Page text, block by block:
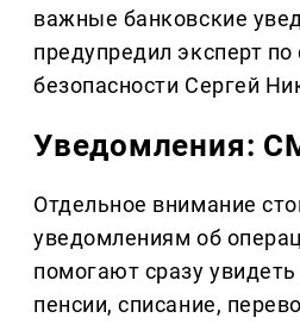
важные банковские
предупредил эксперт
безопасности Сергей
Уведомления:
Отдельное внимание
уведомлениям об
помогают сразу
пенсии, списание,